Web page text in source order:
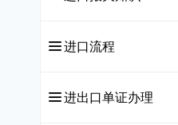
끀进口流程
끀进出口单证办理